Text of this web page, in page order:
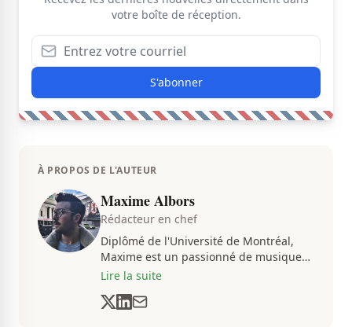
votre boîte de réception.
S'abonner
À PROPOS DE L'AUTEUR
Maxime Albors
Rédacteur en chef
Diplômé de l'Université de Montréal,
Maxime est un passionné de musique
et de basketball. Il suit de très près
du contenu informatif et divertissant.
Lire la suite